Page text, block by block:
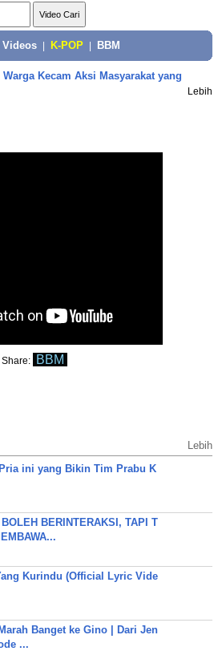
Videos K-POP BBM
Warga Kecam Aksi Masyarakat yang
Lebih
Share: BBM
Lebih
ini yang Bikin Tim Prabu K
BERINTERAKSI, TAPI T
Kurindu (Official Lyric Vide
Banget ke Gino | Dari Jen
...